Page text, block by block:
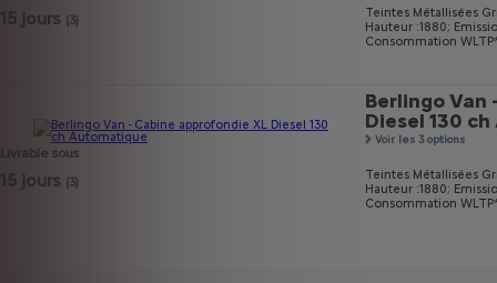
15 jours (3)
Teintes Métallisées
Hauteur :1880;
Consommation
Livrable sous
15 jours (3)
Berlingo Van
Diesel 130
Voir les 3 options
Teintes Métallisées
Hauteur :1880;
Consommation